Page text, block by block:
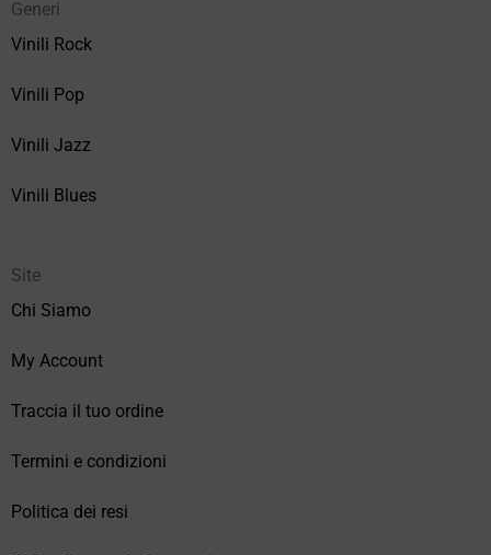
Generi
Vinili Rock
Vinili Pop
Vinili Jazz
Vinili Blues
Site
Chi Siamo
My Account
Traccia il tuo ordine
Termini e condizioni
Politica dei resi